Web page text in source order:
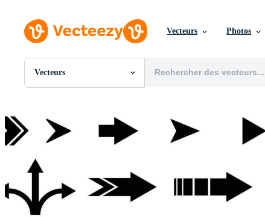
Vecteurs Photos
Vecteurs
Toutes Images
PSDs
SVGs
Motion graphics
Images Éditoriales